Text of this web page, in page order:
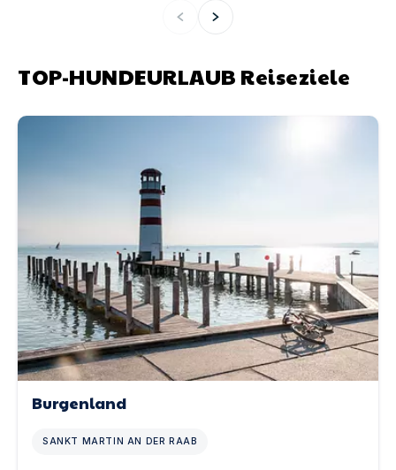
TOP-HUNDEURLAUB Reiseziele
Burgenland
SANKT MARTIN AN DER RAAB